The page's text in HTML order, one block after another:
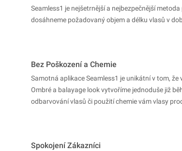
Seamless1 je nejšetrnější a nejbezpečnější
dosáhneme požadovaný objem a délku vlasů v
Bez Poškození a Chemie
Samotná aplikace Seamless1 je unikátní v tom,
Ombré a balayage look vytvoříme jednoduše již
odbarvování vlasů či použití chemie vám vlasy
Spokojení Zákazníci